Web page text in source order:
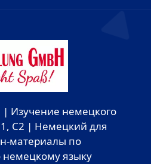
Изучение немецкого
C2 | Немецкий для
материалы по
языку